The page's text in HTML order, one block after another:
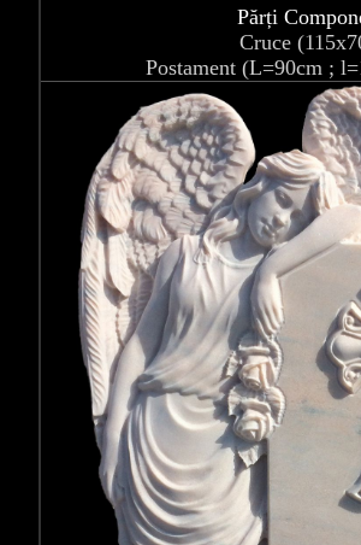
Părți
Cruce
Postament (L=90cm ;